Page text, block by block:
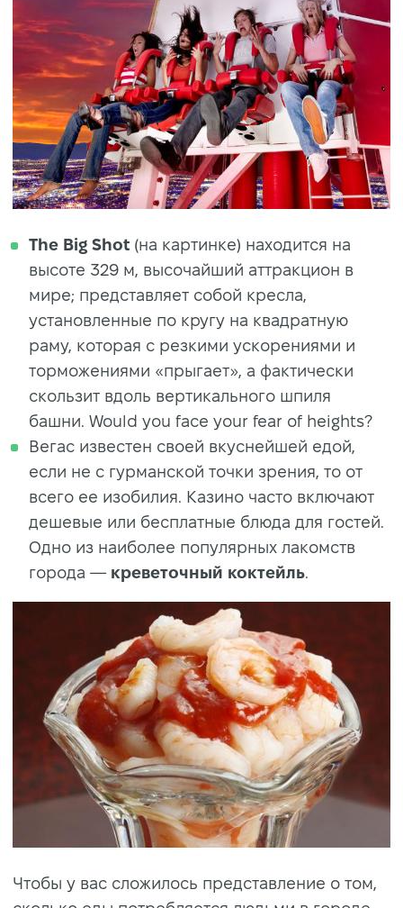
The Big Shot (на картинке) находится на
высоте 329 м, высочайший аттракцион в
мире; представляет собой кресла,
установленные по кругу на квадратную
раму, которая с резкими ускорениями и
торможениями «прыгает», а фактически
скользит вдоль вертикального шпиля
башни. Would you face your fear of heights?
Вегас известен своей вкуснейшей едой,
если не с гурманской точки зрения, то от
всего ее изобилия. Казино часто включают
дешевые или бесплатные блюда для гостей.
Одно из наиболее популярных лакомств
города — креветочный коктейль
Чтобы у вас сложилось представление о том,